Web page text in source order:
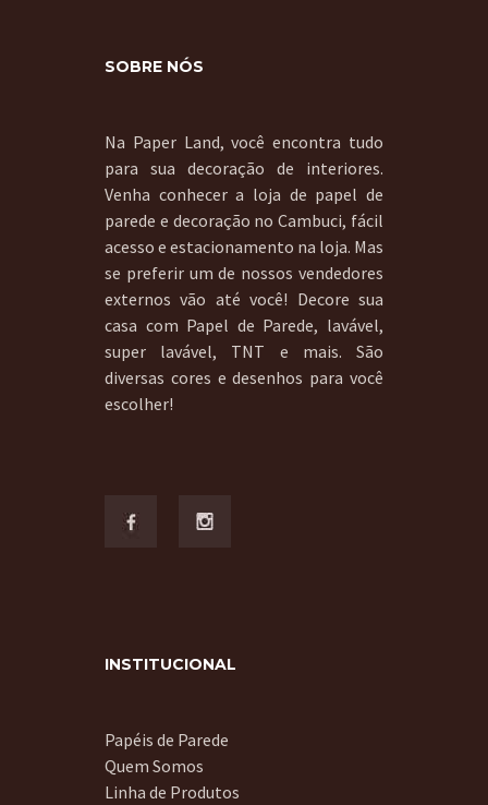
SOBRE NÓS
Na Paper Land, você encontra tudo
para sua decoração de interiores.
Venha conhecer a loja de papel de
parede e decoração no Cambuci, fácil
acesso e estacionamento na loja. Mas
se preferir um de nossos vendedores
externos vão até você! Decore sua
casa com Papel de Parede, lavável,
super lavável, TNT e mais. São
diversas cores e desenhos para você
escolher!
INSTITUCIONAL
Papéis de Parede
Quem Somos
Linha de Produtos